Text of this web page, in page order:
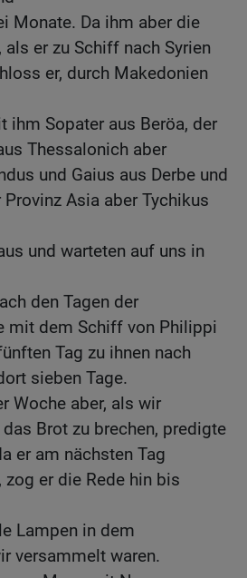
Monate. Da ihm aber die
er zu Schiff nach Syrien
er, durch Makedonien
ihm Sopater aus Beröa, der
Thessalonich aber
und Gaius aus Derbe und
Asia aber Tychikus
und warteten auf uns in
den Tagen der
mit dem Schiff von Philippi
Tag zu ihnen nach
sieben Tage.
Woche aber, als wir
Brot zu brechen, predigte
er am nächsten Tag
er die Rede hin bis
Lampen in dem
versammelt waren.